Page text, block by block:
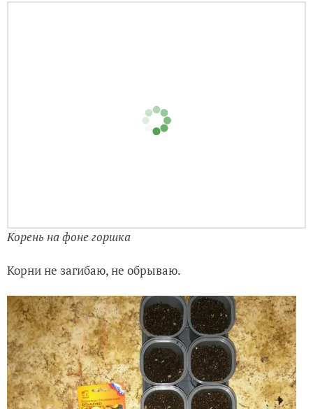
Вставляю растение в лунку до самых семядолей и
прижимаю слегла грунт к растению